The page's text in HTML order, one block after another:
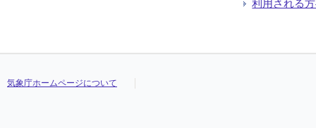
利用される
気象庁ホームページについて